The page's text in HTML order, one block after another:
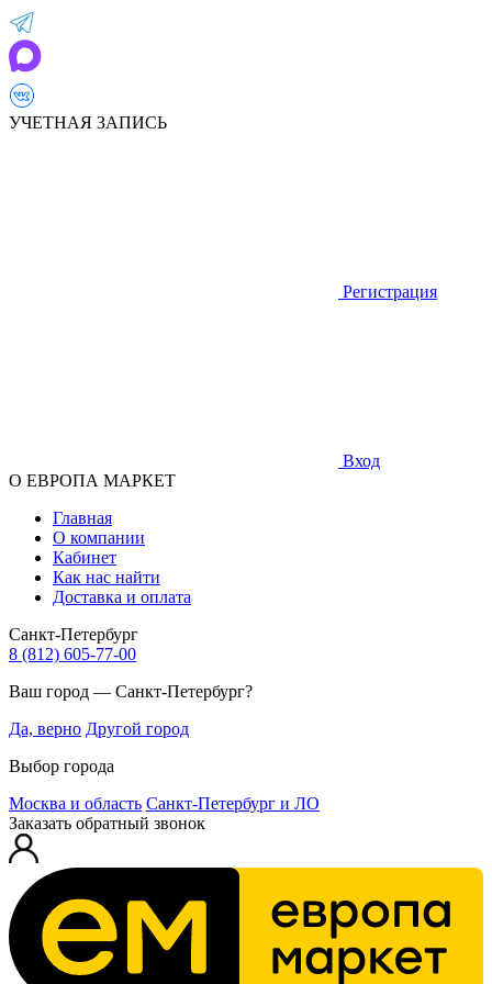
УЧЕТНАЯ ЗАПИСЬ
Регистрация
Вход
О ЕВРОПА МАРКЕТ
Главная
О компании
Кабинет
Как нас найти
Доставка и оплата
Санкт-Петербург
8 (812) 605-77-00
Ваш город — Санкт-Петербург?
Да, верно Другой город
Выбор города
Москва и область Санкт-Петербург и ЛО
Заказать обратный звонок